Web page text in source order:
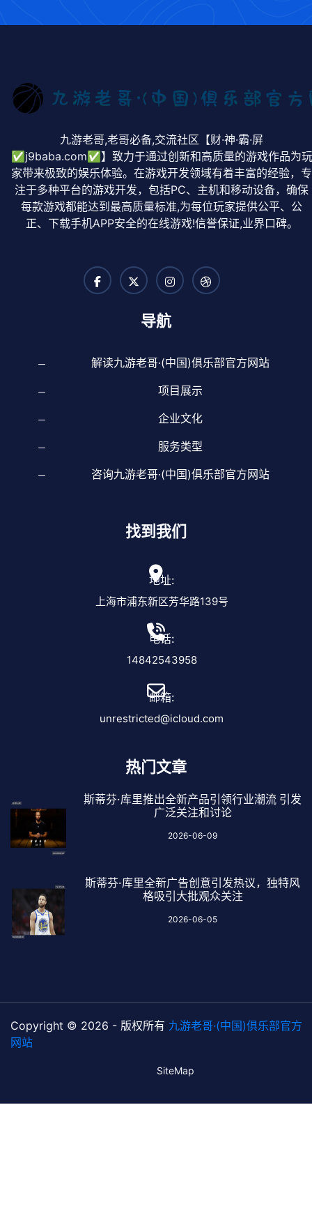
九游老哥,老哥必备,交流社区【财·神·霸·屏
✅j9baba.com✅】致力于通过创新和高质量的游戏作品为玩
家带来极致的娱乐体验。在游戏开发领域有着丰富的经验，专
注于多种平台的游戏开发，包括PC、主机和移动设备，确保
每款游戏都能达到最高质量标准,为每位玩家提供公平、公
正、下载手机APP安全的在线游戏!信誉保证,业界口碑。
导航
解读九游老哥·(中国)俱乐部官方网站
项目展示
企业文化
服务类型
咨询九游老哥·(中国)俱乐部官方网站
找到我们
地址:
上海市浦东新区芳华路139号
电话:
14842543958
邮箱:
unrestricted@icloud.com
热门文章
斯蒂芬·库里推出全新产品引领行业潮流 引发
广泛关注和讨论
2026-06-09
斯蒂芬·库里全新广告创意引发热议，独特风
格吸引大批观众关注
2026-06-05
Copyright © 2026 - 版权所有 九游老哥·(中国)俱乐部官方
网站
SiteMap